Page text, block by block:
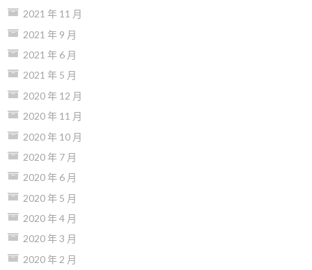
2021 年 11 月
2021 年 9 月
2021 年 6 月
2021 年 5 月
2020 年 12 月
2020 年 11 月
2020 年 10 月
2020 年 7 月
2020 年 6 月
2020 年 5 月
2020 年 4 月
2020 年 3 月
2020 年 2 月